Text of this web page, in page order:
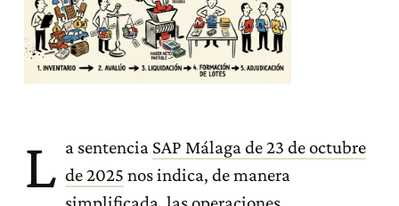
L a sentencia SAP Málaga de 23 de octubre
de 2025 nos indica, de manera